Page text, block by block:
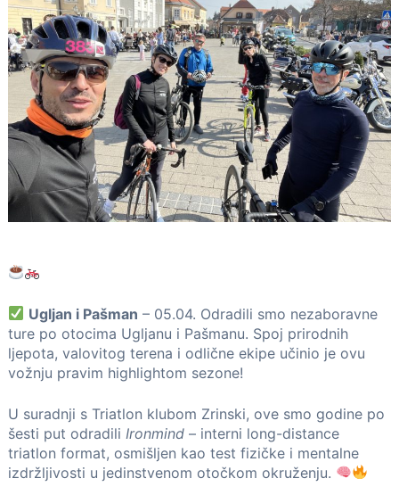
Ugljan i Pašman – 05.04. Odradili smo nezaboravne
ture po otocima Ugljanu i Pašmanu. Spoj prirodnih
ljepota, valovitog terena i odlične ekipe učinio je ovu
vožnju pravim highlightom sezone!
U suradnji s Triatlon klubom Zrinski, ove smo godine po
šesti put odradili Ironmind– interni long-distance
triatlon format, osmišljen kao test fizičke i mentalne
izdržljivosti u jedinstvenom otočkom okruženju.